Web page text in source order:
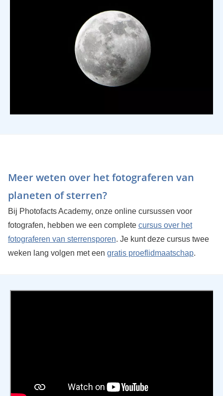
Meer weten over het fotograferen van
planeten of sterren?
Bij Photofacts Academy, onze online cursussen voor
fotografen, hebben we een complete cursus over het
fotograferen van sterrensporen. Je kunt deze cursus twee
weken lang volgen met een gratis proeflidmaatschap.